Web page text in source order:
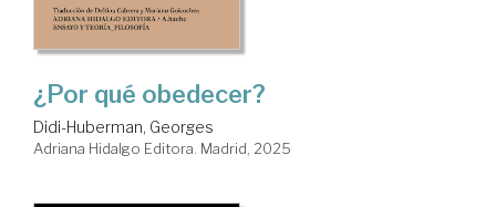
¿Por qué obedecer?
Didi-Huberman, Georges
Adriana Hidalgo Editora. Madrid, 2025